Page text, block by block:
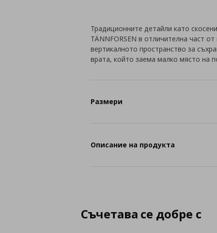
Традиционните детайли като
TÄNNFORSEN в отличителна част
вертикалното пространство за
врата, който заема малко място на
Размери
Описание на продукта
Съчетава се добре с